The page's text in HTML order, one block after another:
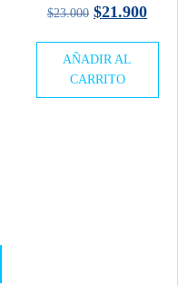
$23.000 El
original
era:
$21.900El
AÑADIR AL
CARRITO